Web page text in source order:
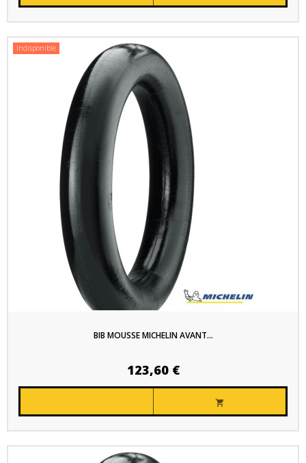
Indisponible
BIB MOUSSE MICHELIN AVANT...
123,60 €
